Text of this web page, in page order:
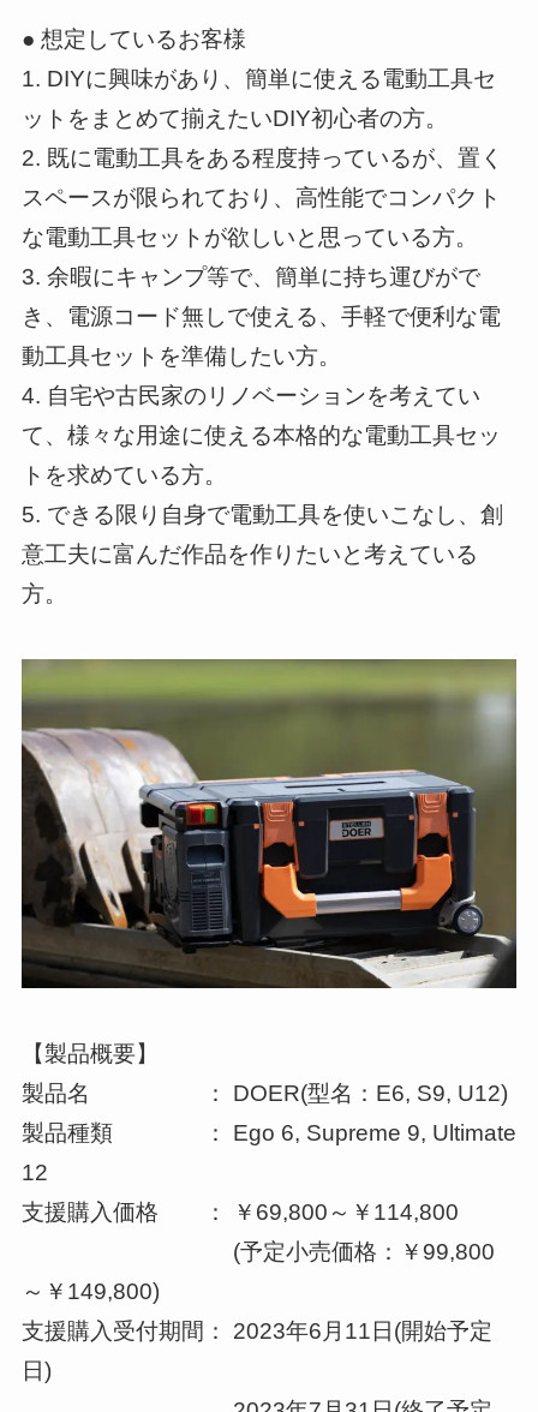
● 想定しているお客様
1. DIYに興味があり、簡単に使える電動工具セ
ットをまとめて揃えたいDIY初心者の方。
2. 既に電動工具をある程度持っているが、置く
スペースが限られており、高性能でコンパクト
な電動工具セットが欲しいと思っている方。
3. 余暇にキャンプ等で、簡単に持ち運びがで
き、電源コード無しで使える、手軽で便利な電
動工具セットを準備したい方。
4. 自宅や古民家のリノベーションを考えてい
て、様々な用途に使える本格的な電動工具セッ
トを求めている方。
5. できる限り自身で電動工具を使いこなし、創
意工夫に富んだ作品を作りたいと考えている
方。
【製品概要】
製品名 ： DOER(型名：E6, S9, U12)
製品種類 ： Ego 6, Supreme 9, Ultimate
12
支援購入価格 ： ￥69,800～￥114,800
(予定小売価格：￥99,800
～￥149,800)
支援購入受付期間： 2023年6月11日(開始予定
日)